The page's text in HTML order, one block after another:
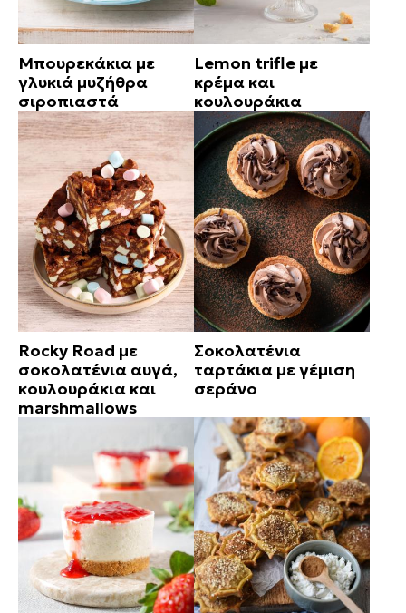
Μπουρεκάκια με
γλυκιά μυζήθρα
σιροπιαστά
Lemon trifle με
κρέμα και
κουλουράκια
Rocky Road με
σοκολατένια αυγά,
κουλουράκια και
marshmallows
Σοκολατένια
ταρτάκια με γέμιση
σεράνο